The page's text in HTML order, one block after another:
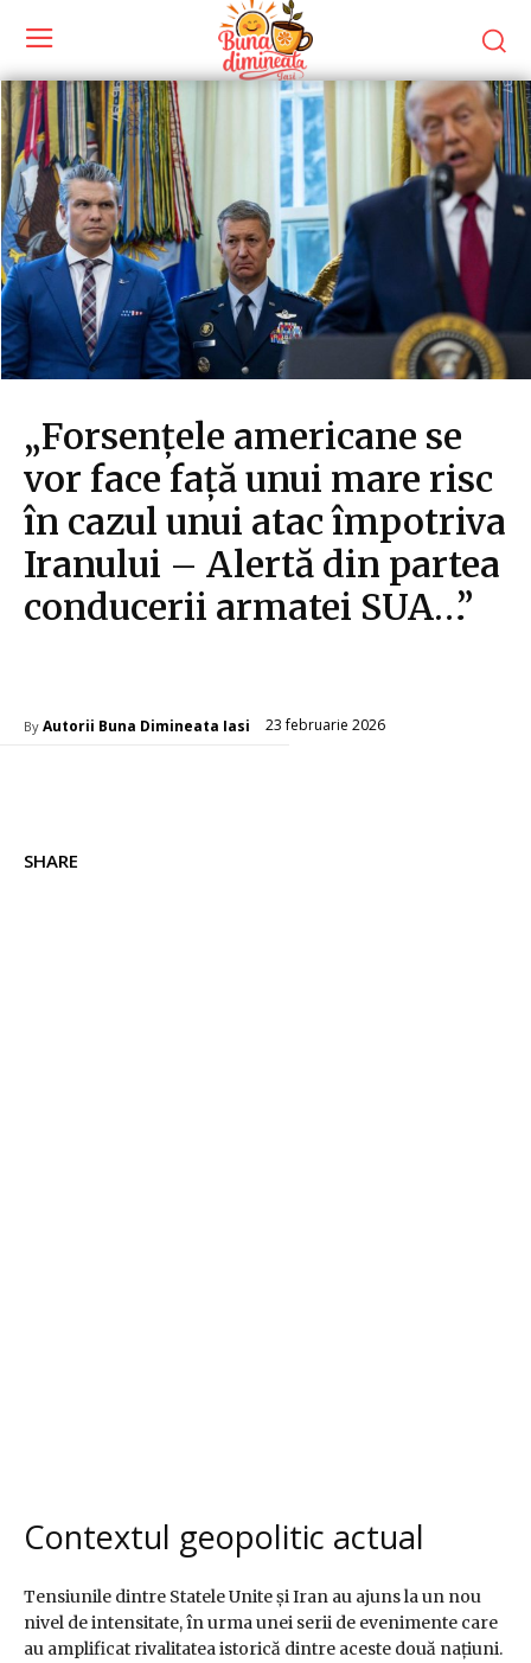
„Forsențele americane se
vor face față unui mare risc
în cazul unui atac împotriva
Iranului – Alertă din partea
conducerii armatei SUA…”
By Autorii Buna Dimineata Iasi 23 februarie 2026
SHARE
Contextul geopolitic actual
Tensiunile dintre Statele Unite și Iran au ajuns la un nou
nivel de intensitate, în urma unei serii de evenimente care
au amplificat rivalitatea istorică dintre aceste două națiuni.